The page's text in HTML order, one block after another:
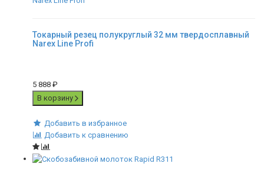
Токарный резец полукруглый 32 мм твердосплавный
Narex Line Profi
5 888 ₽
В корзину
Добавить в избранное
Добавить к сравнению